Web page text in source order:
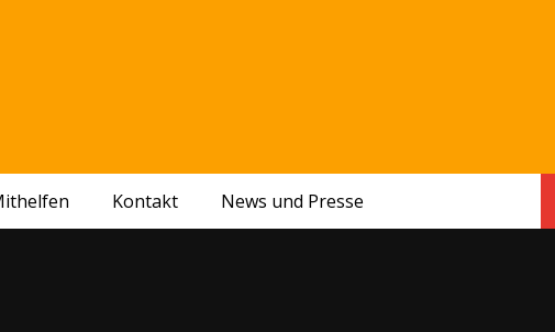
Kontakt News und Presse